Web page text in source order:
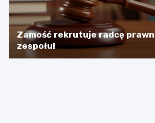
Zamość rekrutuje radcę
zespołu!